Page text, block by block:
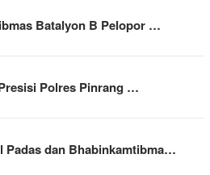
Batalyon B Pelopor …
Polres Pinrang …
Padas dan Bhabinkamtibma…